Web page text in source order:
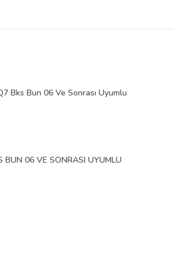
Bks Bun 06 Ve Sonrası Uyumlu
06 VE SONRASI UYUMLU